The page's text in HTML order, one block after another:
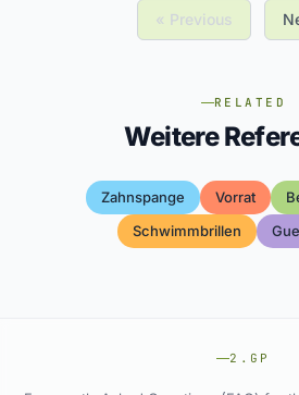
« Previous
RELATED
Weitere
Zahnspange Vorrat
Schwimmbrillen
2.GP